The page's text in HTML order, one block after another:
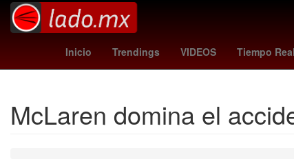
Inicio Trendings VIDEOS Tiempo Real
leon fc fortaleza - palmeiras
McLaren domina el